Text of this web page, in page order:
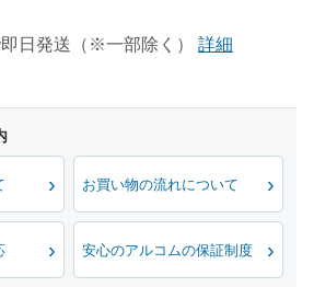
日発送（※一部除く）
詳細
お買い物の流れについて
安心のアルコムの保証制度